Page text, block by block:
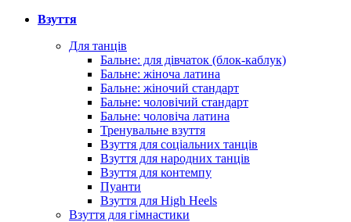
Взуття
Для танців
Бальне: для дівчаток (блок-каблук)
Бальне: жіноча латина
Бальне: жіночий стандарт
Бальне: чоловічий стандарт
Бальне: чоловіча латина
Тренувальне взуття
Взуття для соціальних танців
Взуття для народних танців
Взуття для контемпу
Пуанти
Взуття для High Heels
Взуття для гімнастики